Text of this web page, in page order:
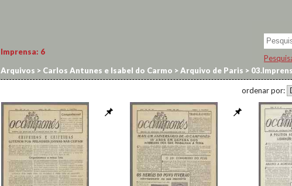
Imprensa: 6
Arquivos > Carlos Antunes e Isabel do Carmo >Arquivo de Paris >
ordenar por: